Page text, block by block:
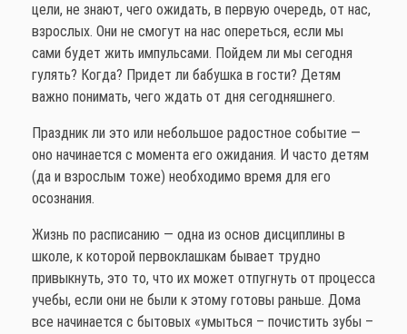
цели, не знают, чего ожидать, в первую очередь, от нас,
взрослых. Они не смогут на нас опереться, если мы
сами будет жить импульсами. Пойдем ли мы сегодня
гулять? Когда? Придет ли бабушка в гости? Детям
важно понимать, чего ждать от дня сегодняшнего.
Праздник ли это или небольшое радостное событие —
оно начинается с момента его ожидания. И часто детям
(да и взрослым тоже) необходимо время для его
осознания.
Жизнь по расписанию — одна из основ дисциплины в
школе, к которой первоклашкам бывает трудно
привыкнуть, это то, что их может отпугнуть от процесса
учебы, если они не были к этому готовы раньше. Дома
все начинается с бытовых «умыться – почистить зубы –